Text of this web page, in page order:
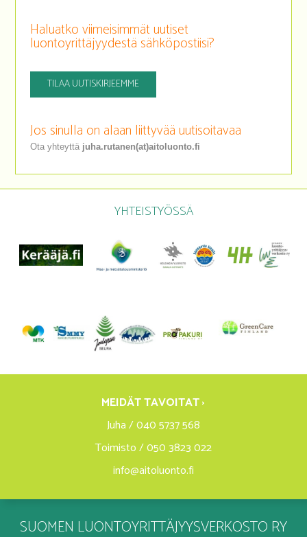
Haluatko viimeisimmät uutiset
luontoyrittäjyydestä sähköpostiisi?
TILAA UUTISKIRJEEMME
Jos sinulla on alaan liittyvää uutisoitavaa
Ota yhteyttä juha.rutanen(at)aitoluonto.fi
YHTEISTYÖSSÄ
MEIDÄT TAVOITAT ›
Juha / 040 5737 568
Toimisto / 050 3823 022
info@aitoluonto.fi
SUOMEN LUONTOYRITTÄJYYSVERKOSTO RY